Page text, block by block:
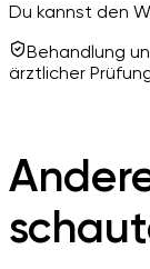
Du kannst den
Behandlung
ärztlicher